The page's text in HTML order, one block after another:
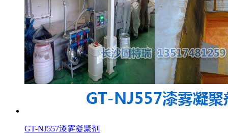
GT-NJ557漆雾凝聚剂